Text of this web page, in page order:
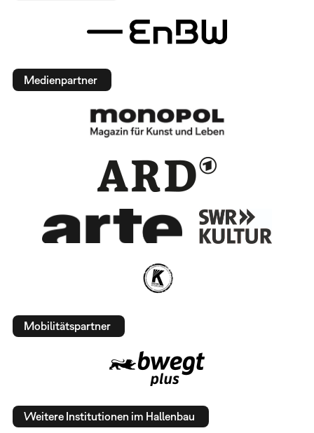
Medienpartner
Mobilitätspartner
Weitere Institutionen im Hallenbau